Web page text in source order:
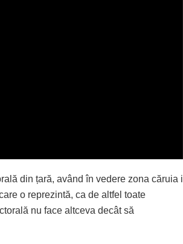
din țară, având în vedere zona căruia i
o reprezintă, ca de altfel toate
nu face altceva decât să